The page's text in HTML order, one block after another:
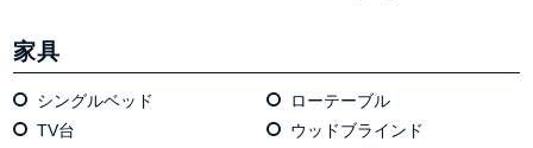
家具
シングルベッド
ローテーブル
TV台
ウッドブラインド